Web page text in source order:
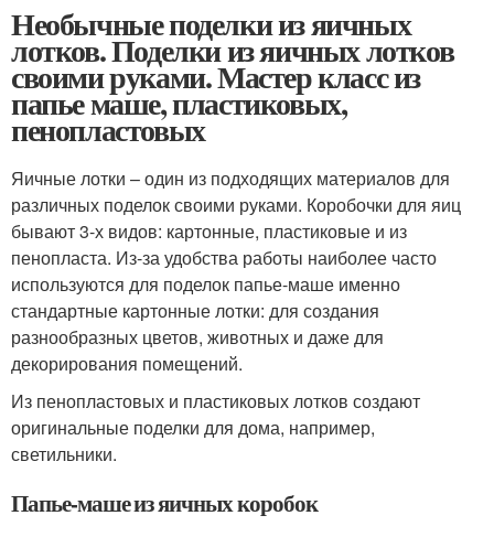
Необычные поделки из яичных
лотков. Поделки из яичных лотков
своими руками. Мастер класс из
папье маше, пластиковых,
пенопластовых
Яичные лотки – один из подходящих материалов для
различных поделок своими руками. Коробочки для яиц
бывают 3-х видов: картонные, пластиковые и из
пенопласта. Из-за удобства работы наиболее часто
используются для поделок папье-маше именно
стандартные картонные лотки: для создания
разнообразных цветов, животных и даже для
декорирования помещений.
Из пенопластовых и пластиковых лотков создают
оригинальные поделки для дома, например,
светильники.
Папье-маше из яичных коробок